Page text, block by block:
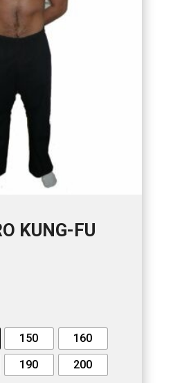
KUNG-FU
150
160
190 200